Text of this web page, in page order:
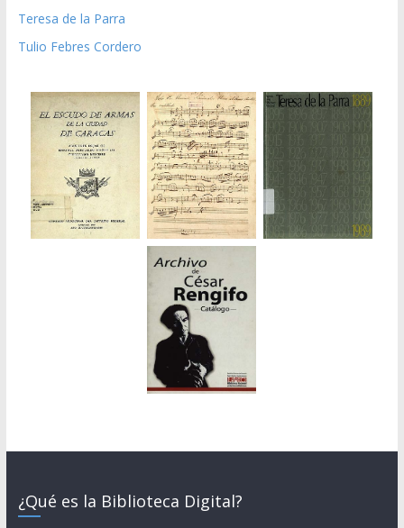
Teresa de la Parra
Tulio Febres Cordero
¿Qué es la Biblioteca Digital?